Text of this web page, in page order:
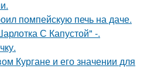
помпейскую печь на даче.
С Капустой" -.
Кургане и его значении для